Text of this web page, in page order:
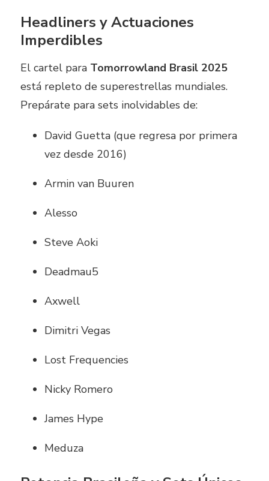
Headliners y Actuaciones
Imperdibles
El cartel para Tomorrowland Brasil 2025
está repleto de superestrellas mundiales.
Prepárate para sets inolvidables de:
David Guetta (que regresa por primera
vez desde 2016)
Armin van Buuren
Alesso
Steve Aoki
Deadmau5
Axwell
Dimitri Vegas
Lost Frequencies
Nicky Romero
James Hype
Meduza